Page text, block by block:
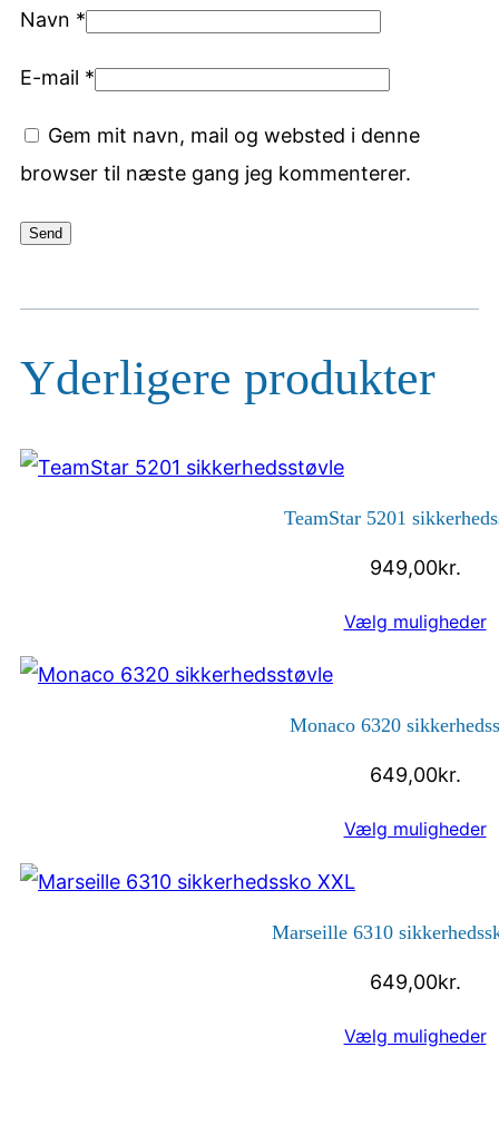
Navn *
E-mail *
Gem mit navn, mail og websted i denne
browser til næste gang jeg kommenterer.
Yderligere produkter
TeamStar 5201
949,00kr.
Vælg muligheder
Monaco 6320
649,00kr.
Vælg muligheder
Marseille 6310
649,00kr.
Vælg muligheder